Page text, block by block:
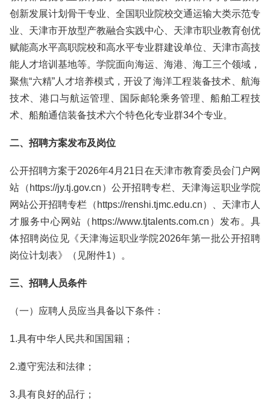
创新发展计划骨干专业、全国职业院校交通运输大类示范专
业、天津市开放型产教融合实践中心、天津市职业教育创优
赋能高水平高职院校和高水平专业群建设单位、天津市高技
能人才培训基地等。学院面向海运、海港、海工三个领域，
聚焦“六精”人才培养模式，开设了海洋工程装备技术、航海
技术、港口与航运管理、国际邮轮乘务管理、船舶工程技
术、船舶通信装备技术六个特色化专业群34个专业。
二、招聘方案发布及岗位
公开招聘方案于2026年4月21日在天津市教育委员会门户网
站（https://jy.tj.gov.cn）公开招聘专栏、天津海运职业学院
网站公开招聘专栏（https://renshi.tjmc.edu.cn）、天津市人
才服务中心网站（https://www.tjtalents.com.cn）发布。具
体招聘岗位见《天津海运职业学院2026年第一批公开招聘
岗位计划表》（见附件1）。
三、招聘人员条件
（一）应聘人员应当具备以下条件：
1.具有中华人民共和国国籍；
2.遵守宪法和法律；
3.具有良好的品行；